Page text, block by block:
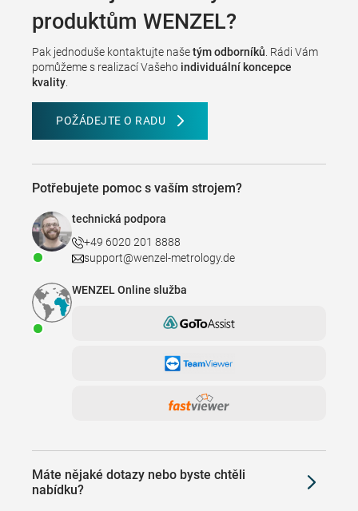
produktům WENZEL?
Pak jednoduše kontaktujte našetým odborníků . Rádi Vám
pomůžeme s realizací Vašeho individuální koncepce
kvality
POŽÁDEJTE O RADU
Potřebujete pomoc s vaším strojem?
technická podpora
+49 6020 201 8888
support@wenzel-metrology.de
WENZEL Online služba
Máte nějaké dotazy nebo byste chtěli
nabídku?